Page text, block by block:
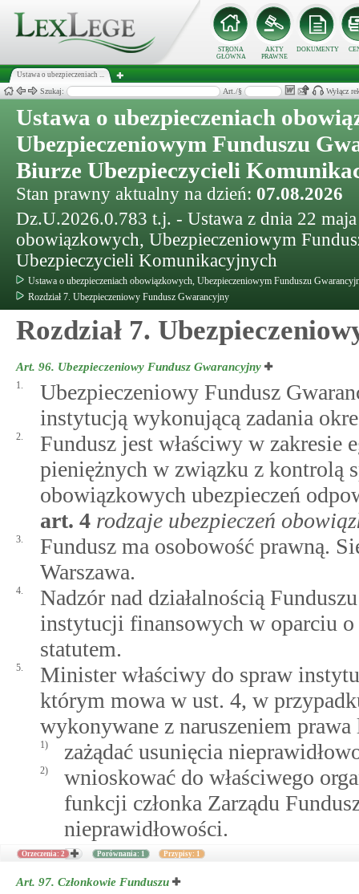
STRONA
GŁÓWNA
AKTY
PRAWNE
DOKUMENTY
Ustawa o ubezpieczeniach ...
Szukaj: Art./§ Wyłącz
Ustawa o ubezpieczeniach
Ubezpieczeniowym Funduszu
Biurze Ubezpieczycieli
Stan prawny aktualny na dzień: 07.08.2026
Dz.U.2026.0.783 t.j. - Ustawa z dnia 22
obowiązkowych, Ubezpieczeniowym
Ubezpieczycieli Komunikacyjnych
Ustawa o ubezpieczeniach obowiązkowych, Ubezpieczeniowym Funduszu
Rozdział 7. Ubezpieczeniowy Fundusz Gwarancyjny
Rozdział 7.
Art. 96. Ubezpieczeniowy Fundusz Gwarancyjny
1.
Ubezpieczeniowy Fundusz
instytucją wykonującą zadania
2.
Fundusz jest właściwy w zakresie
pieniężnych w związku z kontrolą
obowiązkowych ubezpieczeń
art. 4 rodzaje ubezpieczeń
3.
Fundusz ma osobowość prawną.
Warszawa.
4.
Nadzór nad działalnością
instytucji finansowych w oparciu
statutem.
5.
Minister właściwy do spraw
którym mowa w ust. 4, w
wykonywane z naruszeniem
1) zażądać usunięcia
2)
wnioskować do właściwego
funkcji członka Zarządu
nieprawidłowości.
Orzeczenia: 2 Porównania: 1 Przypisy: 1
Art. 97. Członkowie Funduszu